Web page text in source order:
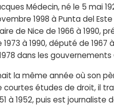
Médecin, né le 5 mai
1998 à Punta del
de Nice de 1966 à 1990,
1973 à 1990, député de
dans les gouvernements
la même année où son
courtes études de droit, il
à 1952, puis est journaliste